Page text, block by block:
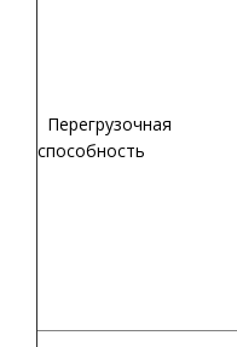
Перегрузочная
способность